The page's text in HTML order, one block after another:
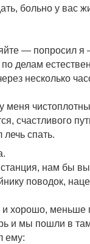
больно у вас
— попросил
делам
несколько
меня
счастливого
спать.
нам бы
поводок,
хорошо, меньше
и мы пошли в
ему: